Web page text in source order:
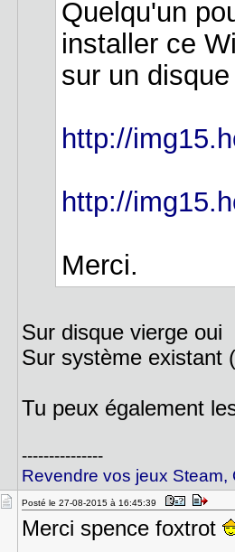
Quelqu'un
installer ce
sur un
http://
http://
Merci.
Sur disque vierge oui
Sur système existant
Tu peux également
---------------
Revendre vos jeux Steam,
Posté le 27-08-2015 à 16:45:39
Merci spence foxtrot